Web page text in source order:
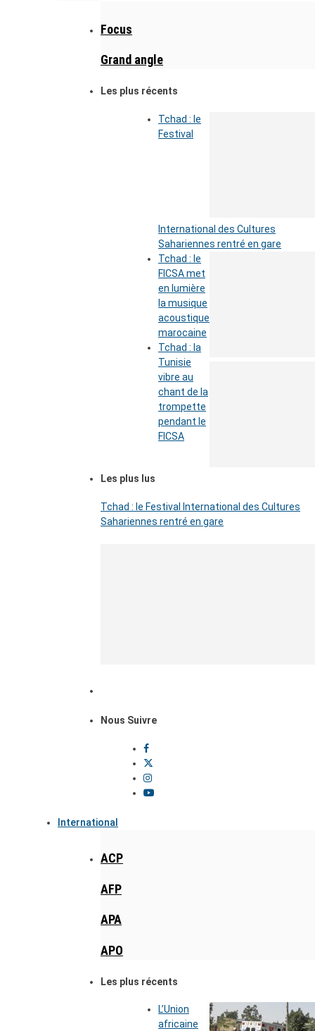
Focus
Grand angle
Les plus récents
Tchad : le
Festival
International des Cultures
Sahariennes rentré en gare
Tchad : le
FICSA met
en lumière
la musique
acoustique
marocaine
Tchad : la
Tunisie
vibre au
chant de la
trompette
pendant le
FICSA
Les plus lus
Tchad : le Festival International des Cultures
Sahariennes rentré en gare
Nous Suivre
International
ACP
AFP
APA
APO
Les plus récents
L’Union
africaine